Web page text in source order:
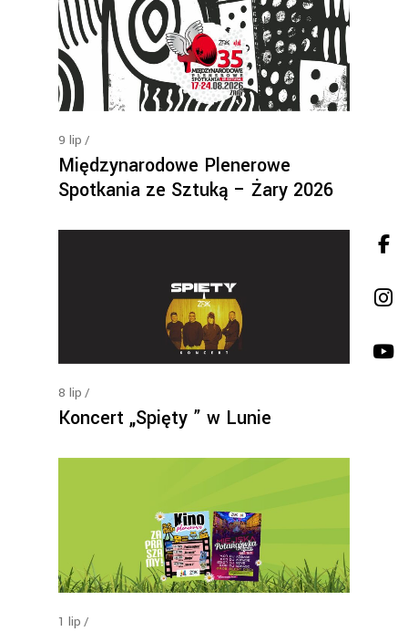
9 lip
Międzynarodowe Plenerowe
Spotkania ze Sztuką – Żary 2026
8 lip
Koncert „Spięty ” w Lunie
1 lip